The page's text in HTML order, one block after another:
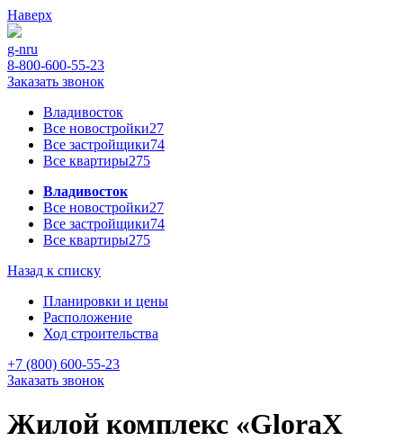
Наверх
g-nru
8-800-600-55-23
Заказать звонок
Владивосток
Все новостройки27
Все застройщики74
Все квартиры275
Владивосток
Все новостройки27
Все застройщики74
Все квартиры275
Назад к списку
Планировки и цены
Расположение
Ход строительства
+7 (800) 600-55-23
Заказать звонок
Жилой комплекс «GloraX